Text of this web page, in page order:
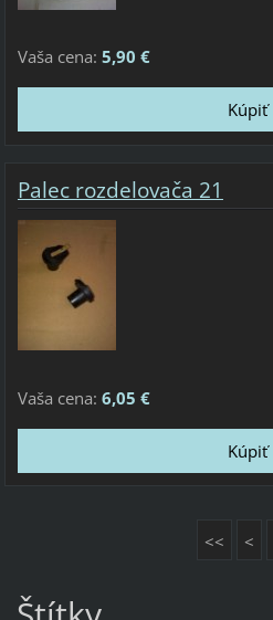
Vaša cena: 5,90 €
Palec rozdelovača 21
Vaša cena: 6,05 €
<< <